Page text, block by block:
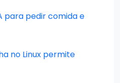
para pedir comida e
no Linux permite